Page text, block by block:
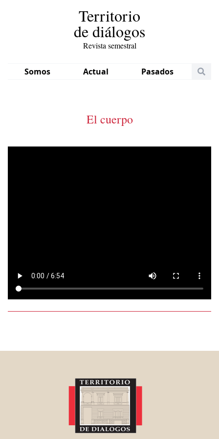
Territorio
de diálogos
Revista semestral
Somos Actual Pasados
El cuerpo